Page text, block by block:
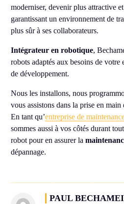
moderniser, devenir plus attractive
garantissant un environnement de
plus sûr à ses collaborateurs.
Intégrateur en robotique,
robots adaptés aux besoins de votre
de développement.
Nous les installons, nous
vous assistons dans la prise en
En tant qu’entreprise de
sommes aussi à vos côtés durant
robot pour en assurer la
dépannage.
PAUL